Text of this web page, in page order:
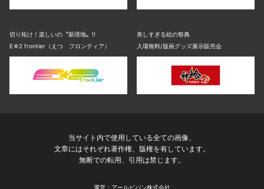
切り拓け！楽しいの〝新境地〟!!
E☆2 frontier（えつ フロンティア）
美しすぎる絵の祭典
入場無料/版画グッズ展示販売会
当サイト内で使用している全ての画像、
文章にはそれぞれ著作権、版権を有しています。
無断での転用、引用は禁じます。
運営：アールビバン株式会社